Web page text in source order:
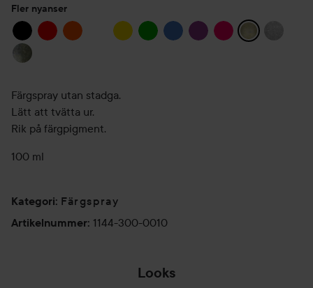
Fler nyanser
Färgspray utan stadga.
Lätt att tvätta ur.
Rik på färgpigment.
100 ml
Kategori: Färgspray
Artikelnummer: 1144-300-0010
Looks